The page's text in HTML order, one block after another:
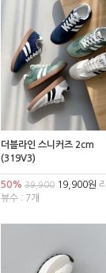
더블라인 스니커즈 2cm
(319V3)
50% 39,90019,900원 리
뷰수 : 7개